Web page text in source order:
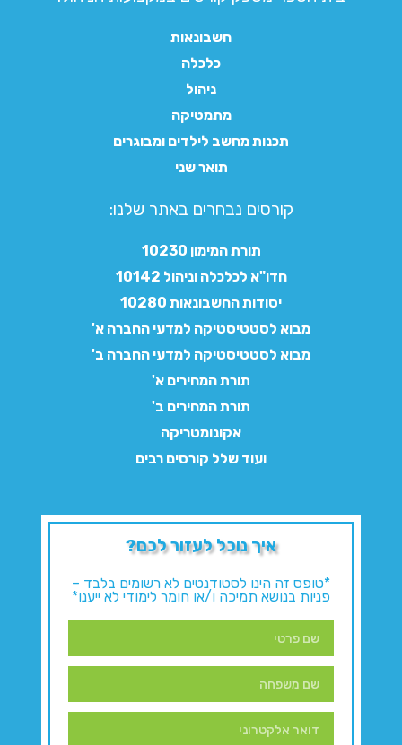
חשבונאות
כלכלה
ניהול
מתמטיקה
תכנות מחשב לילדים ומבוגרים
תואר שני
קורסים נבחרים באתר שלנו:​
תורת המימון 10230
חדו"א לכלכלה וניהול 10142
יסודות החשבונאות 10280
מבוא לסטטיסטיקה למדעי החברה א'
מבוא לסטטיסטיקה למדעי החברה ב'
תורת המחירים א'
תורת המחירים ב'
אקונומטריקה
ועוד שלל קורסים רבים
איך נוכל לעזור לכם?
*טופס זה הינו לסטודנטים לא רשומים בלבד –
פניות בנושא תמיכה ו/או חומר לימודי לא ייענו*